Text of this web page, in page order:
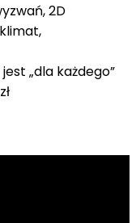
2D
„dla każdego”